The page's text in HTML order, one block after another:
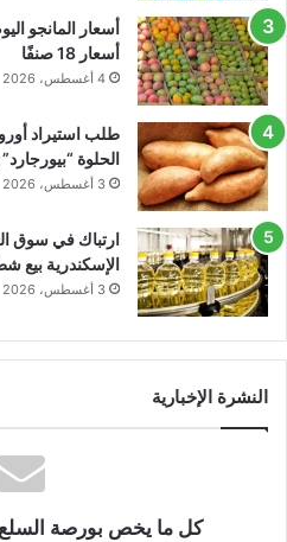
أسعار المانجو
أسعار 18 صنفًا
4 أغسطس، 2026
طلب استيراد
الحلوة “بيورجارد”
3 أغسطس، 2026
ارتباك في سوق
الإسكندرية بيع
3 أغسطس، 2026
النشرة الإخبارية
كل ما يخص بورصة السلع